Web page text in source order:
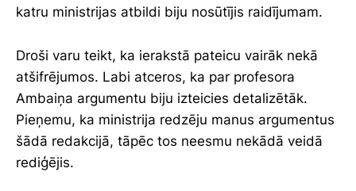
katru ministrijas atbildi biju nosūtījis raidījumam.
Droši varu teikt, ka ierakstā pateicu vairāk nekā
atšifrējumos. Labi atceros, ka par profesora
Ambaiņa argumentu biju izteicies detalizētāk.
Pieņemu, ka ministrija redzēju manus argumentus
šādā redakcijā, tāpēc tos neesmu nekādā veidā
rediģējis.